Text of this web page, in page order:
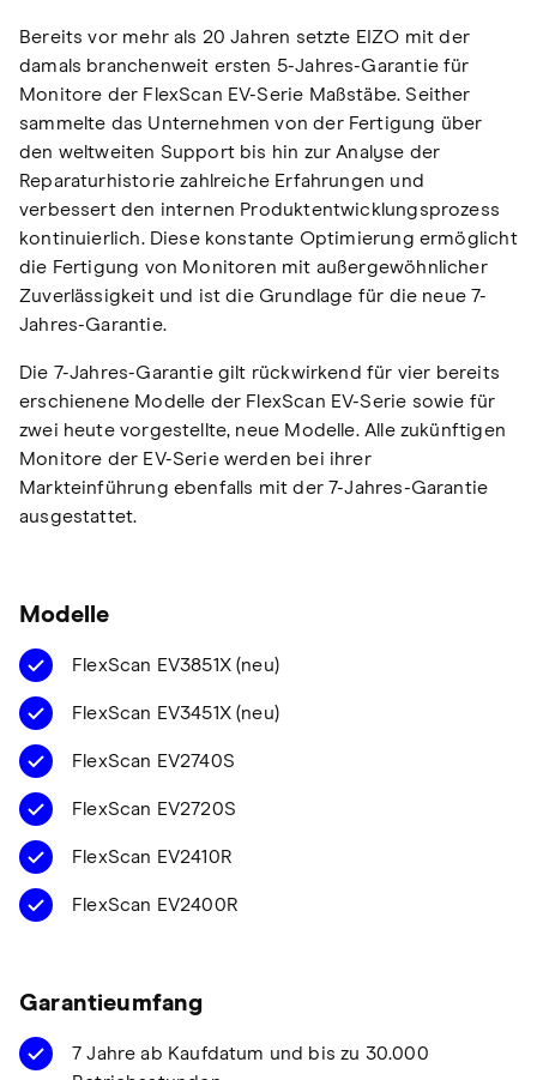
Bereits vor mehr als 20 Jahren setzte EIZO mit der
damals branchenweit ersten 5-Jahres-Garantie für
Monitore der FlexScan EV-Serie Maßstäbe. Seither
sammelte das Unternehmen von der Fertigung über
den weltweiten Support bis hin zur Analyse der
Reparaturhistorie zahlreiche Erfahrungen und
verbessert den internen Produktentwicklungsprozess
kontinuierlich. Diese konstante Optimierung ermöglicht
die Fertigung von Monitoren mit außergewöhnlicher
Zuverlässigkeit und ist die Grundlage für die neue 7-
Jahres-Garantie.
Die 7-Jahres-Garantie gilt rückwirkend für vier bereits
erschienene Modelle der FlexScan EV-Serie sowie für
zwei heute vorgestellte, neue Modelle. Alle zukünftigen
Monitore der EV-Serie werden bei ihrer
Markteinführung ebenfalls mit der 7-Jahres-Garantie
ausgestattet.
Modelle
FlexScan EV3851X (neu)
FlexScan EV3451X (neu)
FlexScan EV2740S
FlexScan EV2720S
FlexScan EV2410R
FlexScan EV2400R
Garantieumfang
7 Jahre ab Kaufdatum und bis zu 30.000